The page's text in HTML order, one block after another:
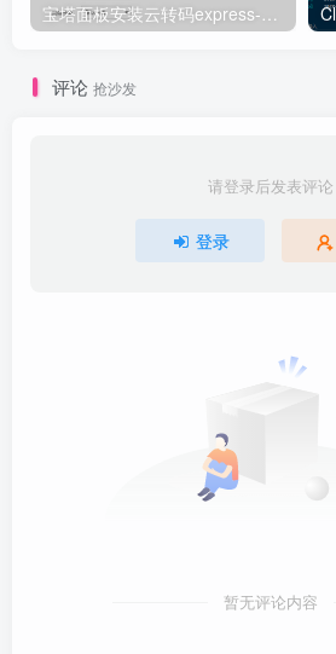
宝塔面板安装云转码express-ffmpeg
评论 抢沙发
请登录后发表评论
登录
暂无评论内容